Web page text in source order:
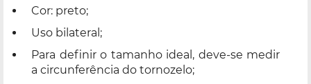
Cor: preto;
Uso bilateral;
Para definir o tamanho ideal, deve-se medir
a circunferência do tornozelo;